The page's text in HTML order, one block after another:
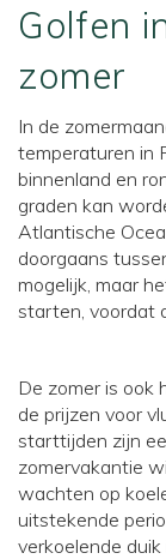
Golfen
zomer
In de
temperaturen in
binnenland en
graden kan
Atlantische
doorgaans
mogelijk, maar
starten, voordat
De zomer is ook
de prijzen voor
starttijden zijn
zomervakantie
wachten op
uitstekende
verkoelende